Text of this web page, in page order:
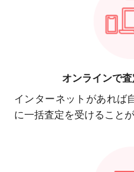
オンラインで査
インターネットがあれば
に一括査定を受けることが